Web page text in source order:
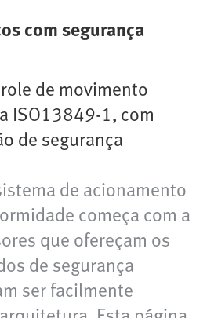
com segurança
de movimento
ISO13849-1, com
de segurança
de acionamento
começa com a
que ofereçam os
de segurança
ser facilmente